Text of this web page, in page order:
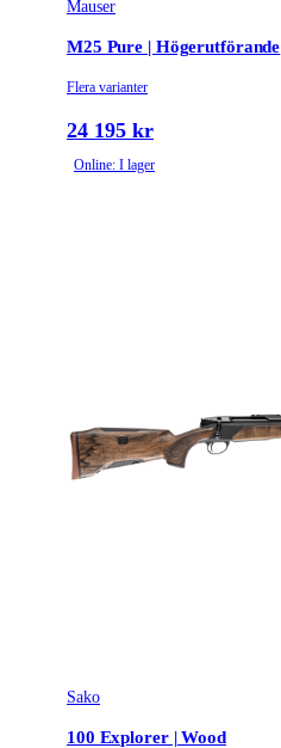
Mauser
M25 Pure | Högerutförande
Flera varianter
24 195 kr
Online: I lager
Sako
100 Explorer | Wood